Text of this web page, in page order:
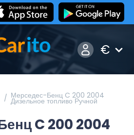
€
Мерседес-Бенц C 200 2004
Дизельное топливо Ручной
C 200 2004